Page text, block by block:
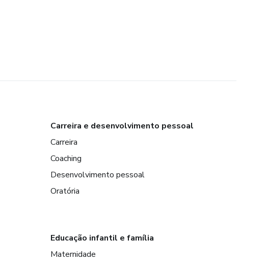
Carreira e desenvolvimento pessoal
Carreira
Coaching
Desenvolvimento pessoal
Oratória
Educação infantil e família
Maternidade